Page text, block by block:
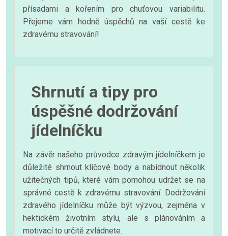
přísadami a kořením pro chuťovou variabilitu.
Přejeme vám hodně úspěchů na vaší cestě ke
zdravému stravování!
Shrnutí a tipy pro
úspěšné dodržování
jídelníčku
Na závěr našeho průvodce zdravým jídelníčkem je
důležité shrnout klíčové body a nabídnout několik
užitečných tipů, které vám pomohou udržet se na
správné cestě k zdravému stravování. Dodržování
zdravého jídelníčku může být výzvou, zejména v
hektickém životním stylu, ale s plánováním a
motivací to určitě zvládnete.